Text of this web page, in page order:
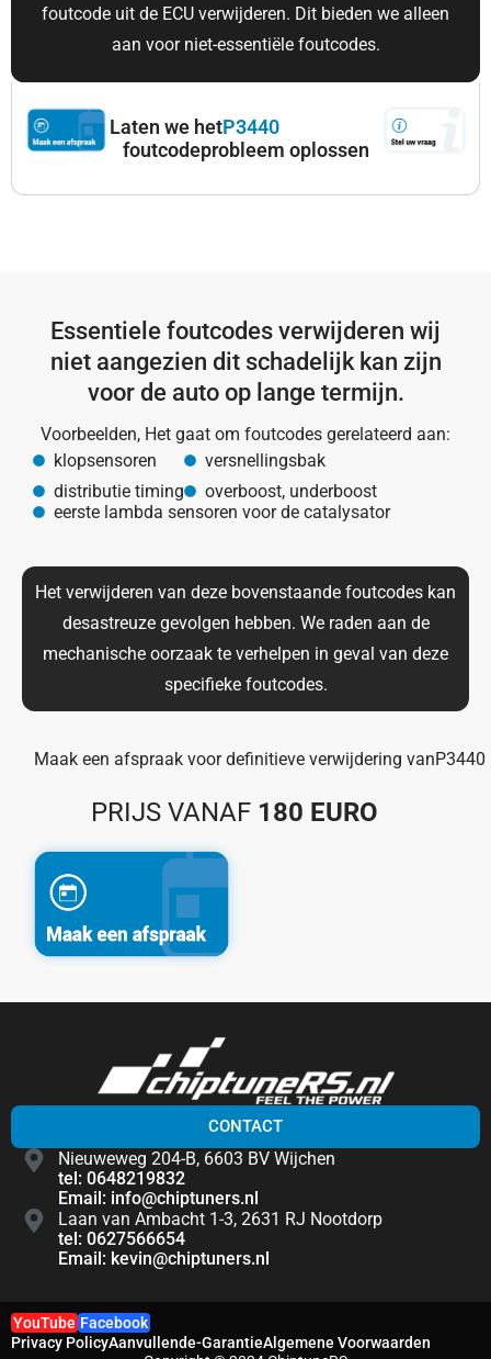
foutcode uit de ECU verwijderen. Dit bieden we alleen
aan voor niet-essentiële foutcodes.
Laten we hetP3440
foutcodeprobleem oplossen
Essentiele foutcodes verwijderen wij
niet aangezien dit schadelijk kan zijn
voor de auto op lange termijn.
Voorbeelden, Het gaat om foutcodes gerelateerd aan:
klopsensoren
distributie timing
versnellingsbak
overboost, underboost
eerste lambda sensoren voor de catalysator
Het verwijderen van deze bovenstaande foutcodes kan
desastreuze gevolgen hebben. We raden aan de
mechanische oorzaak te verhelpen in geval van deze
specifieke foutcodes.
Maak een afspraak voor definitieve verwijdering vanP3440
PRIJS VANAF 180 EURO
CONTACT
Nieuweweg 204-B, 6603 BV Wijchen
tel: 0648219832
Email: info@chiptuners.nl
Laan van Ambacht 1-3, 2631 RJ Nootdorp
tel: 0627566654
Email: kevin@chiptuners.nl
YouTube Facebook
Privacy PolicyAanvullende-GarantieAlgemene Voorwaarden